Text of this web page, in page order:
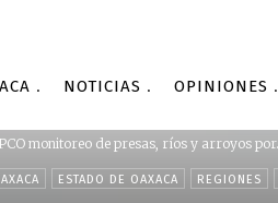
NOTICIAS OPINIONES
monitoreo de presas, ríos y arroyos
ESTADO DE OAXACA REGIONES